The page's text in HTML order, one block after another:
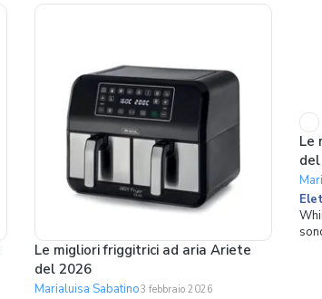
lavastoviglie. I motivi sono abbastanza facili
Le migliori friggitrici ad aria Ariete
del 2026
Marialuisa Sabatino3 febbraio 2026
Le